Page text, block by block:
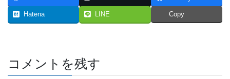
Hatena LINE Copy
コメントを残す